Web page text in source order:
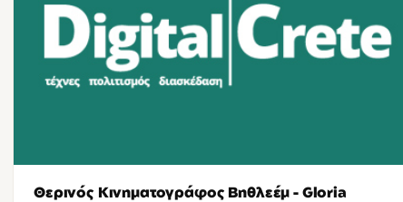
Θερινός Κινηματογράφος Βηθλεέμ - Gloria